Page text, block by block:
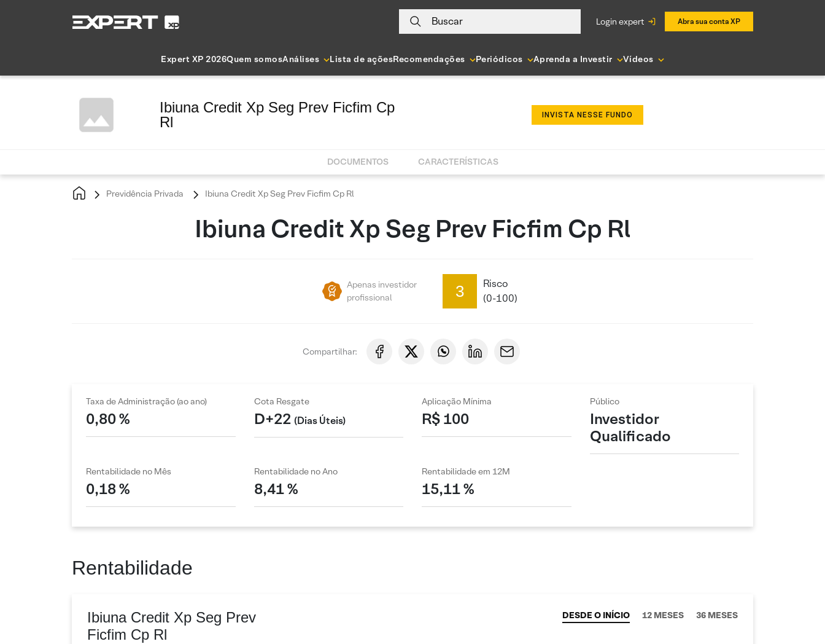
Buscar login expert Abra sua conta XP
Expert XP 2026Quem somosAnálises Lista de açõesRecomendações Periódicos Aprenda a Investir Vídeos
Ibiuna Credit Xp Seg Prev Ficfim Cp
Rl
INVISTA NESSE FUNDO
DOCUMENTOS CARACTERÍSTICAS
Previdência Privada Ibiuna Credit Xp Seg Prev Ficfim Cp Rl
Ibiuna Credit Xp Seg Prev Ficfim Cp Rl
Apenas investidor
profissional
3
Risco
(0-100)
Compartilhar:
Taxa de Administração (ao ano)
0,80 %
Cota Resgate
D+22 (Dias Úteis)
Aplicação Mínima
R$ 100
Público
Investidor
Qualificado
Rentabilidade no Mês
0,18 %
Rentabilidade no Ano
8,41 %
Rentabilidade em 12M
15,11 %
Rentabilidade
Ibiuna Credit Xp Seg Prev
Ficfim Cp Rl
DESDE O INÍCIO 12 MESES 36 MESES